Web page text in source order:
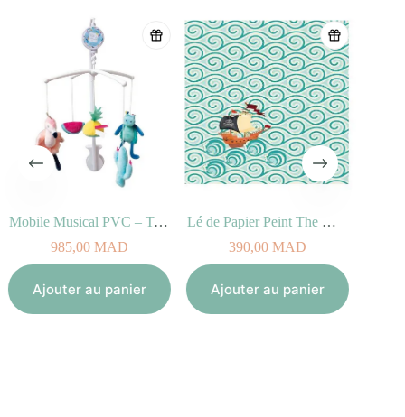
Mobile Musical PVC – Tropicool
985,00MAD
Ajouter au panier
Lé de Papier Peint The Waves
390,00MAD
Ajouter au panier